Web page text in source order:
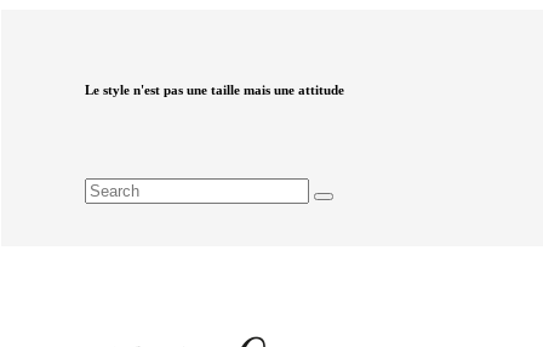
Le style n'est pas une taille mais une attitude